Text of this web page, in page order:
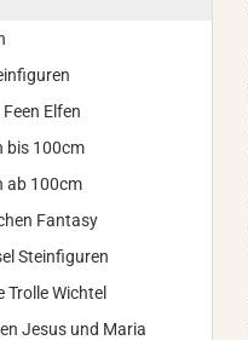
Elfen
bis 100cm
ab 100cm
Fantasy
Steinfiguren
Wichtel
Jesus und Maria